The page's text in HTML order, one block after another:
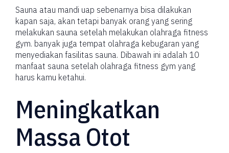
Sauna atau mandi uap sebenarnya bisa dilakukan
kapan saja, akan tetapi banyak orang yang sering
melakukan sauna setelah melakukan olahraga fitness
gym. banyak juga tempat olahraga kebugaran yang
menyediakan fasilitas sauna. Dibawah ini adalah 10
manfaat sauna setelah olahraga fitness gym yang
harus kamu ketahui.
Meningkatkan
Massa Otot